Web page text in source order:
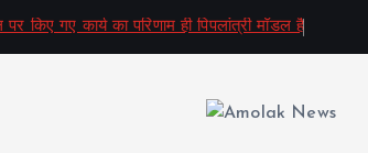
किए गए कार्य का परिणाम ही पिपलांत्री मॉडल है